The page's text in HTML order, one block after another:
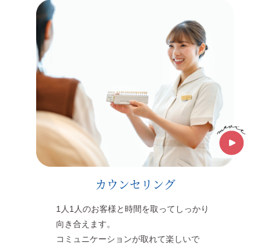
カウンセリング
1人1人のお客様と時間を取ってしっかり
向き合えます。
コミュニケーションが取れて楽しいで